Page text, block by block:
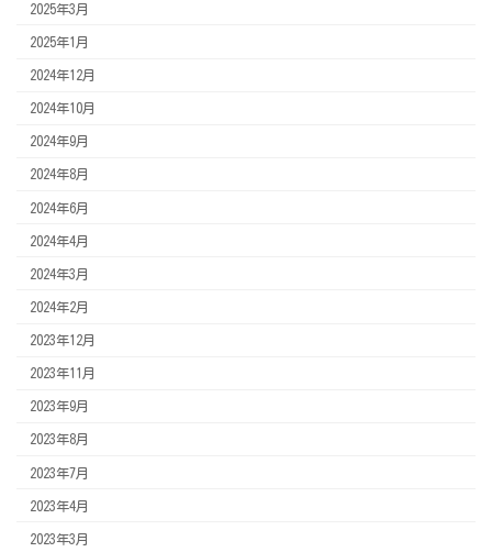
2025年3月
2025年1月
2024年12月
2024年10月
2024年9月
2024年8月
2024年6月
2024年4月
2024年3月
2024年2月
2023年12月
2023年11月
2023年9月
2023年8月
2023年7月
2023年4月
2023年3月